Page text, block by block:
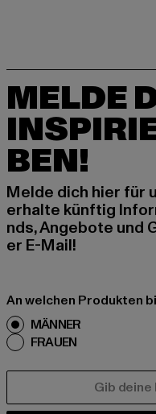
MELDE
BEN!
Melde dich hier für
erhalte künftig
nds, Angebote und
er E-Mail!
An welchen Produkten
MÄNNER
FRAUEN